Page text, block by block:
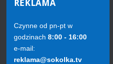
REKLAMA
Czynne od pn-pt w
godzinach 8:00 - 16:00
e-mail:
reklama@sokolka.tv